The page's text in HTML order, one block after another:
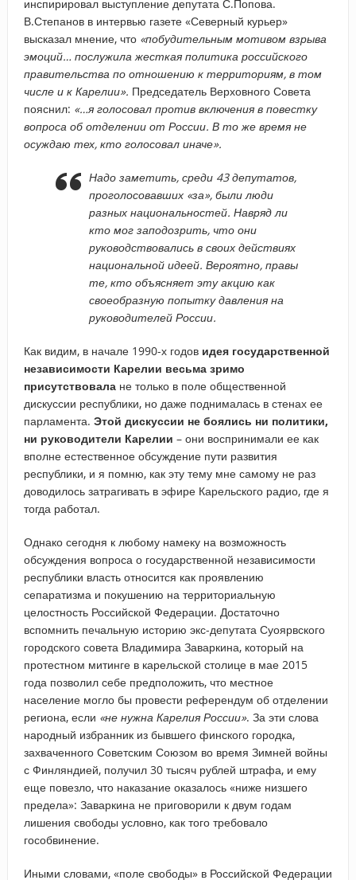
инспирировал выступление депутата С.Попова.
В.Степанов в интервью газете «Северный курьер»
высказал мнение, что «побудительным мотивом взрыва
эмоций… послужила жесткая политика российского
правительства по отношению к территориям, в том
числе и к Карелии». Председатель Верховного Совета
пояснил: «…я голосовал против включения в повестку
вопроса об отделении от России. В то же время не
осуждаю тех, кто голосовал иначе».
Надо заметить, среди 43 депутатов,
проголосовавших «за», были люди
разных национальностей. Навряд ли
кто мог заподозрить, что они
руководствовались в своих действиях
национальной идеей. Вероятно, правы
те, кто объясняет эту акцию как
своеобразную попытку давления на
руководителей России.
Как видим, в начале 1990-х годов идея государственной
независимости Карелии весьма зримо
присутствовалане только в поле общественной
дискуссии республики, но даже поднималась в стенах ее
парламента. Этой дискуссии не боялись ни политики,
ни руководители Карелии – они воспринимали ее как
вполне естественное обсуждение пути развития
республики, и я помню, как эту тему мне самому не раз
доводилось затрагивать в эфире Карельского радио, где я
тогда работал.
Однако сегодня к любому намеку на возможность
обсуждения вопроса о государственной независимости
республики власть относится как проявлению
сепаратизма и покушению на территориальную
целостность Российской Федерации. Достаточно
вспомнить печальную историю экс-депутата Суоярвского
городского совета Владимира Заваркина, который на
протестном митинге в карельской столице в мае 2015
года позволил себе предположить, что местное
население могло бы провести референдум об отделении
региона, если «не нужна Карелия России». За эти слова
народный избранник из бывшего финского городка,
захваченного Советским Союзом во время Зимней войны
с Финляндией, получил 30 тысяч рублей штрафа, и ему
еще повезло, что наказание оказалось «ниже низшего
предела»: Заваркина не приговорили к двум годам
лишения свободы условно, как того требовало
гособвинение.
Иными словами, «поле свободы» в Российской Федерации